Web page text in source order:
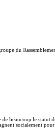
du
beaucoup le statut
socialement